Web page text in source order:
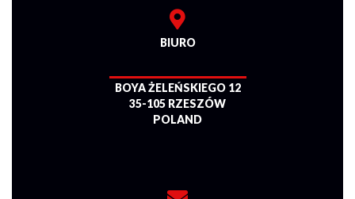
BIURO
BOYA ŻELEŃSKIEGO 12
35-105 RZESZÓW
POLAND